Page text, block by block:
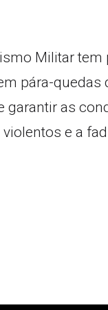
Militar
pára-
garantir as
e a